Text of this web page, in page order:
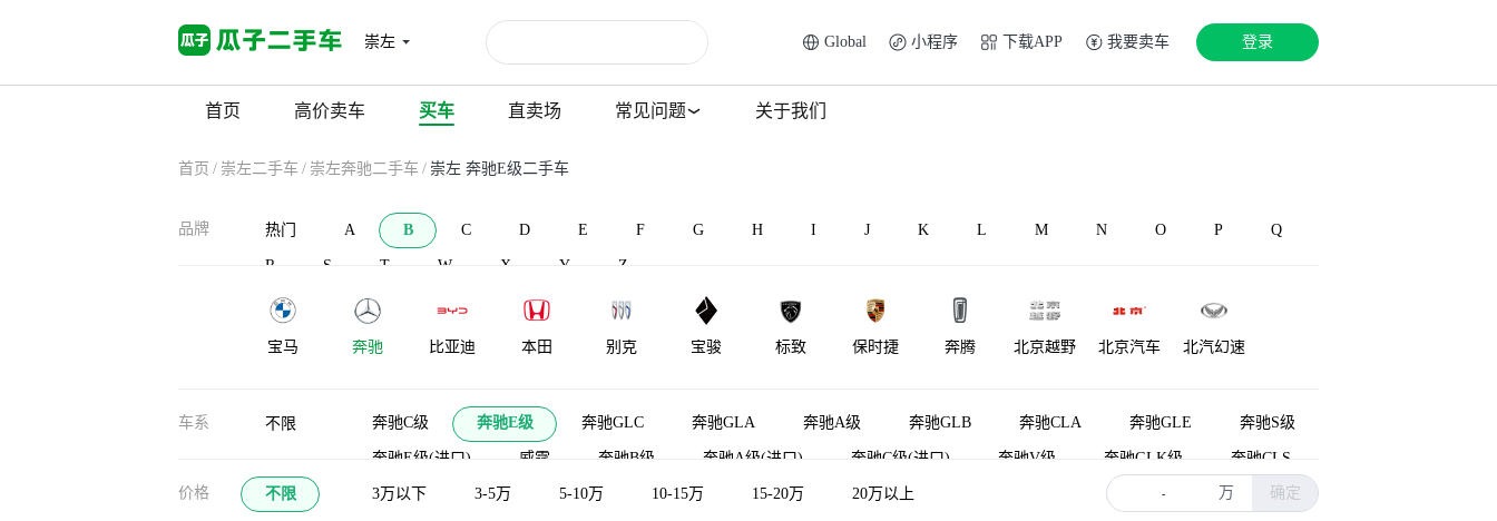
崇左 Global 小程序 下载APP 我要卖车 登录
首页 高价卖车 买车 直卖场 常见问题 关于我们
首页 / 崇左二手车 / 崇左奔驰二手车 / 崇左 奔驰E级二手车
品牌 热门 A B C D E F G H I J K L M N O P Q
R S T W X Y Z
宝马 奔驰 比亚迪 本田 别克 宝骏 标致 保时捷 奔腾 北京越野 北京汽车 北汽幻速
宝沃 北汽新能源 北汽威旺
BAW北汽制
造
北汽昌河 比速汽车 北汽瑞翔 百智新能源 铂驰 博速 北汽雷驰
布加迪
车系 不限 奔驰C级 奔驰E级 奔驰GLC 奔驰GLA 奔驰A级 奔驰GLB 奔驰CLA 奔驰GLE 奔驰S级
奔驰E级(进口) 威霆 奔驰B级 奔驰A级(进口) 奔驰C级(进口) 奔驰V级 奔驰GLK级 奔驰CLS
奔驰GLC轿跑 奔驰R级 奔驰E级新能源 奔驰GLS 奔驰GLE轿跑 奔驰A级AMG(进口)
价格 不限 3万以下 3-5万 5-10万 10-15万 15-20万 20万以上 - 万 确定